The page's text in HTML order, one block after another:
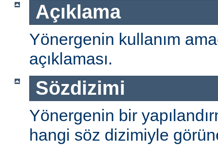
Açıklama
Yönergenin kullanım
açıklaması.
Sözdizimi
Yönergenin bir
hangi söz dizimiyle